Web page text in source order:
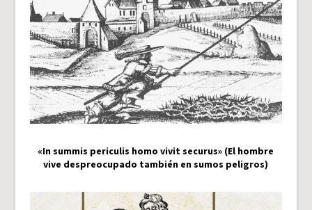
«In summis periculis homo vivit securus» (El hombre
vive despreocupado también en sumos peligros)